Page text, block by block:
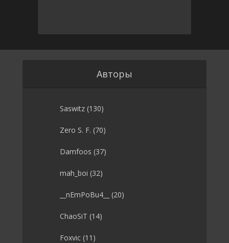
Авторы
Saswitz (130)
Zero S. F. (70)
Damfoos (37)
mah_boi (32)
__nEmPoBu4__ (20)
ChaoSiT (14)
Foxvic (11)